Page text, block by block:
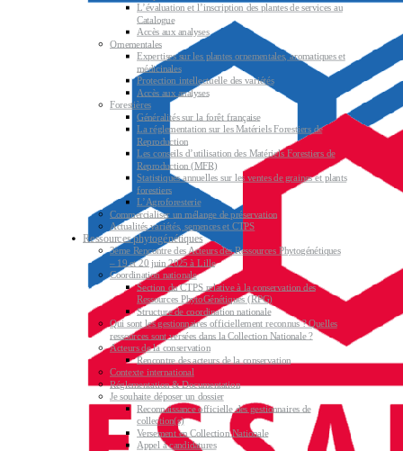
L’évaluation et l’inscription des plantes de services au
Catalogue
Accès aux analyses
Ornementales
Expertises sur les plantes ornementales, aromatiques et
médicinales
Protection intellectuelle des variétés
Accès aux analyses
Forestières
Généralités sur la forêt française
La réglementation sur les Matériels Forestiers de
Reproduction
Les conseils d’utilisation des Matériels Forestiers de
Reproduction (MFR)
Statistiques annuelles sur les ventes de graines et plants
forestiers
L’Agroforesterie
Commercialiser un mélange de préservation
Actualités variétés, semences et CTPS
Ressources phytogénétiques
3ème Rencontre des Acteurs des Ressources Phytogénétiques
– 19 et 20 juin 2025 à Lille
Coordination nationale
Section du CTPS relative à la conservation des
Ressources PhytoGénétiques (RPG)
Structure de coordination nationale
Qui sont les gestionnaires officiellement reconnus ? Quelles
ressources sont versées dans la Collection Nationale ?
Acteurs de la conservation
Rencontre des acteurs de la conservation
Contexte international
Réglementation & Documentation
Je souhaite déposer un dossier
Reconnaissance officielle des gestionnaires de
collection(s)
Versement en Collection Nationale
Appel à candidatures